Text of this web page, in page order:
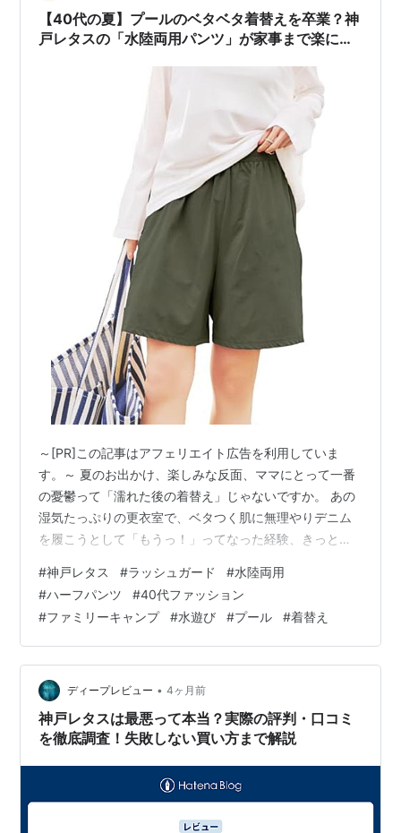
【40代の夏】プールのベタベタ着替えを卒業？神
戸レタスの「水陸両用パンツ」が家事まで楽にす
～[PR]この記事はアフェリエイト広告を利用していま
す。～ 夏のお出かけ、楽しみな反面、ママにとって一番
の憂鬱って「濡れた後の着替え」じゃないですか。 あの
湿気たっぷりの更衣室で、ベタつく肌に無理やりデニム
を履こうとして「もうっ！」ってなった経験、きっと私
川遊びをしたとき、着替えの場所が見つからなくて、狭
い車内で足を攣りそうになりながら格闘した苦い思い出
があるんです。 あの時、もし「そのまま乾いて帰れる
服」を履いていたら、あんなに惨めな思いをせずに済ん
だはずなのに。 そんな後悔から、今年は「絶対に濡れる
ストレスをなくしたい！」と夜な夜なリサー…
#神戸レタス #ラッシュガード #水陸両用
#ハーフパンツ #40代ファッション
#ファミリーキャンプ #水遊び #プール #着替え
ディープレビュー • 4ヶ月前
神戸レタスは最悪って本当？実際の評判・口コミ
を徹底調査！失敗しない買い方まで解説